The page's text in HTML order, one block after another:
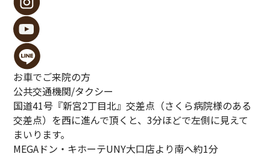
お車でご来院の方
公共交通機関/タクシー
国道41号『新宮2丁目北』交差点（さくら病院様のある
交差点）を西に進んで頂くと、3分ほどで左側に見えて
まいります。
MEGAドン・キホーテUNY大口店より南へ約1分